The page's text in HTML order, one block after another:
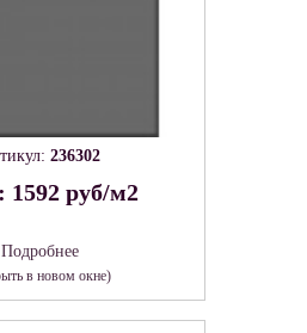
236302
1592 руб/м2
Подробнее
в новом окне)